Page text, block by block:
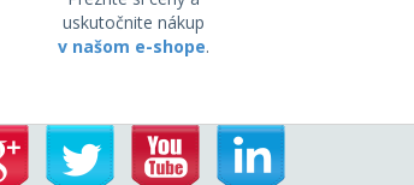
uskutočnite nákup
v našom e-shope.